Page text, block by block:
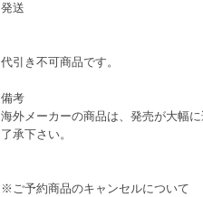
発送
代引き不可商品です。
備考
海外メーカーの商品は、発売が大幅
了承下さい。
※ご予約商品のキャンセルについて